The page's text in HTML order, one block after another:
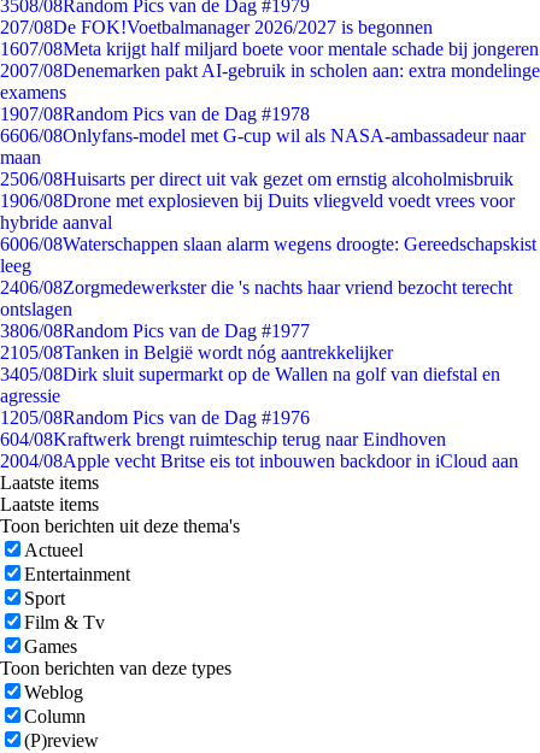
3508/08Random Pics van de Dag #1979
207/08De FOK!Voetbalmanager 2026/2027 is begonnen
1607/08Meta krijgt half miljard boete voor mentale schade bij jongeren
2007/08Denemarken pakt AI-gebruik in scholen aan: extra mondelinge
examens
1907/08Random Pics van de Dag #1978
6606/08Onlyfans-model met G-cup wil als NASA-ambassadeur naar
maan
2506/08Huisarts per direct uit vak gezet om ernstig alcoholmisbruik
1906/08Drone met explosieven bij Duits vliegveld voedt vrees voor
hybride aanval
6006/08Waterschappen slaan alarm wegens droogte: Gereedschapskist
leeg
2406/08Zorgmedewerkster die 's nachts haar vriend bezocht terecht
ontslagen
3806/08Random Pics van de Dag #1977
2105/08Tanken in België wordt nóg aantrekkelijker
3405/08Dirk sluit supermarkt op de Wallen na golf van diefstal en
agressie
1205/08Random Pics van de Dag #1976
604/08Kraftwerk brengt ruimteschip terug naar Eindhoven
2004/08Apple vecht Britse eis tot inbouwen backdoor in iCloud aan
Laatste items
Laatste items
Toon berichten uit deze thema's
Actueel
Entertainment
Sport
Film & Tv
Games
Toon berichten van deze types
Weblog
Column
(P)review